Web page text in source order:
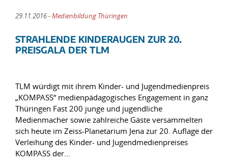
29.11.2016 -Medienbildung Thüringen
STRAHLENDE KINDERAUGEN ZUR 20.
PREISGALA DER TLM
TLM würdigt mit ihrem Kinder- und Jugendmedienpreis
„KOMPASS“ medienpädagogisches Engagement in ganz
Thüringen Fast 200 junge und jugendliche
Medienmacher sowie zahlreiche Gäste versammelten
sich heute im Zeiss-Planetarium Jena zur 20. Auflage der
Verleihung des Kinder- und Jugendmedienpreises
KOMPASS der...